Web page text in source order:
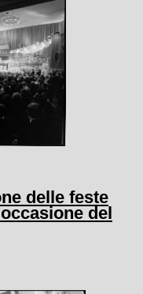
delle feste
del